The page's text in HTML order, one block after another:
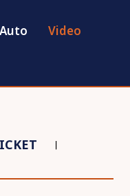
Auto Video